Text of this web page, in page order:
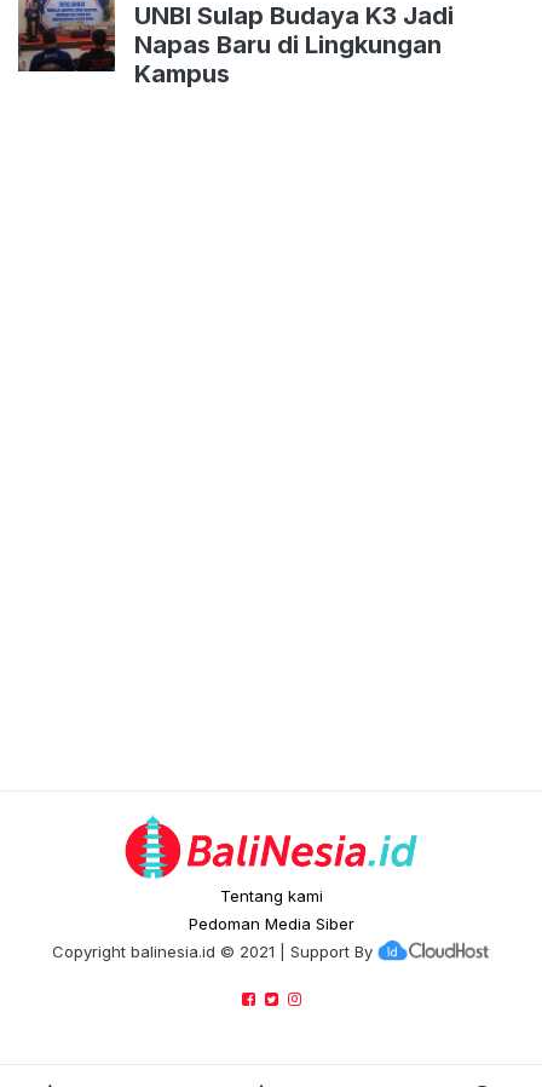
UNBI Sulap Budaya K3 Jadi
Napas Baru di Lingkungan
Kampus
Tentang kami
Pedoman Media Siber
Copyright balinesia.id © 2021 | Support By